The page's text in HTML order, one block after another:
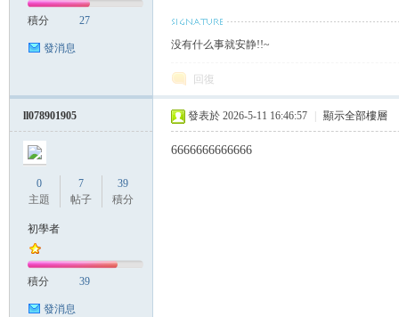
積分 27
發消息 没有什么事就安静!!~
回復
ll078901905
0
主題
7
帖子
39
積分
初學者
積分 39
發消息
發表於 2026-5-11 16:46:57 顯示全部樓層
6666666666666